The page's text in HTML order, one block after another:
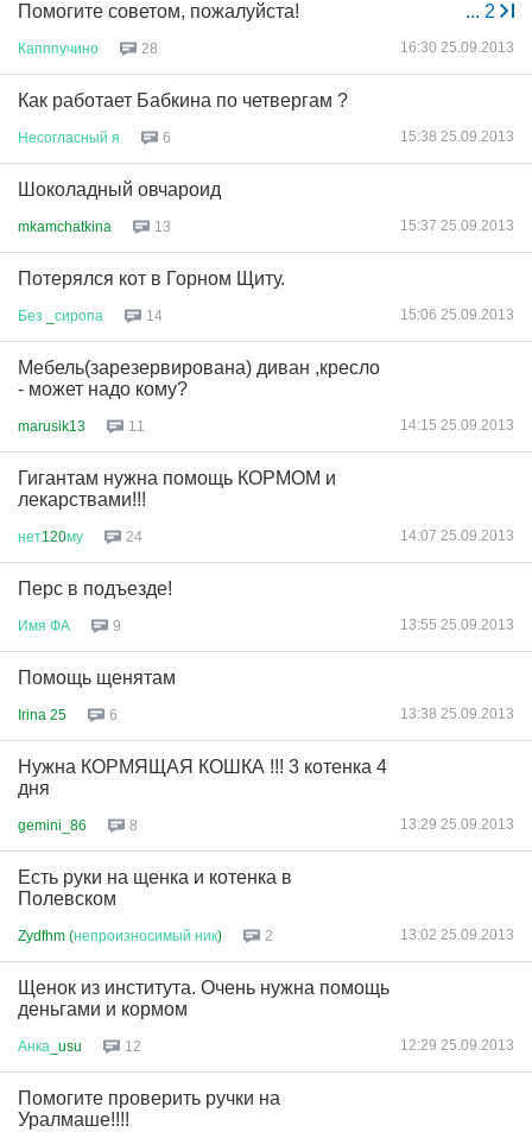
... 2
Помогите советом, пожалуйста!
Капппучино 28 16:30 25.09.2013
Как работает Бабкина по четвергам ?
Несогласный я 6 15:38 25.09.2013
Шоколадный овчароид
mkamchatkina 13 15:37 25.09.2013
Потерялся кот в Горном Щиту.
Без сиропа 14 15:06 25.09.2013
Мебель(зарезервирована) диван ,кресло
- может надо кому?
marusik13 11 14:15 25.09.2013
Гигантам нужна помощь КОРМОМ и
лекарствами!!!
нет120му 24 14:07 25.09.2013
Перс в подъезде!
Имя ФА 9 13:55 25.09.2013
Помощь щенятам
Irina 25 6 13:38 25.09.2013
Нужна КОРМЯЩАЯ КОШКА !!! 3 котенка 4
дня
gemini_86 8 13:29 25.09.2013
Есть руки на щенка и котенка в
Полевском
Zydfhm (непроизносимый ник) 2 13:02 25.09.2013
Щенок из института. Очень нужна помощь
деньгами и кормом
Анка _usu 12 12:29 25.09.2013
Помогите проверить ручки на
Уралмаше!!!!